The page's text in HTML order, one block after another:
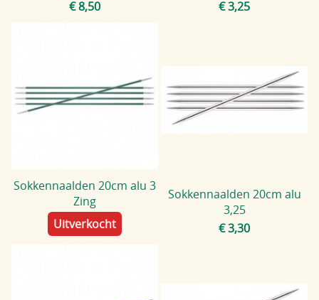
€ 8,50
€ 3,25
Sokkennaalden 20cm alu 3
Zing
Uitverkocht
Sokkennaalden 20cm alu
3,25
€ 3,30